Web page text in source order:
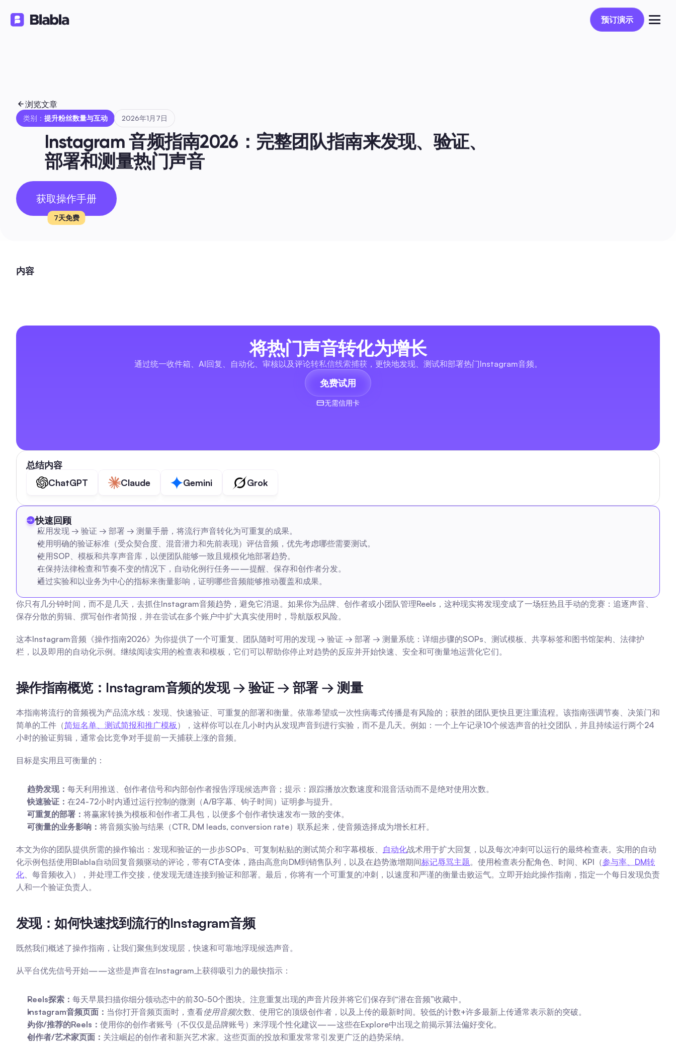
预订演示
预订演示
浏览文章
类别： 提升粉丝数量与互动 2026年1月7日
Instagram 音频指南2026：完整团队指南来发现、验证、
部署和测量热门声音
获取操作手册
7天免费
内容
总结内容
ChatGPT
Claude Gemini Grok
快速回顾
应用发现 → 验证 → 部署 → 测量手册，将流行声音转化为可重复的成果。
使用明确的验证标准（受众契合度、混音潜力和先前表现）评估音频，优先考虑哪些需要测试。
使用SOP、模板和共享声音库，以便团队能够一致且规模化地部署趋势。
在保持法律检查和节奏不变的情况下，自动化例行任务——提醒、保存和创作者分发。
通过实验和以业务为中心的指标来衡量影响，证明哪些音频能够推动覆盖和成果。
你只有几分钟时间，而不是几天，去抓住Instagram音频趋势，避免它消退。如果你为品牌、创作者或小团队管理Reels，这种现实将发现变成了一场狂热且手动的竞赛：追逐声音、
保存分散的剪辑、撰写创作者简报，并在尝试在多个账户中扩大真实使用时，导航版权风险。
这本Instagram音频《操作指南2026》为你提供了一个可重复、团队随时可用的发现 → 验证 → 部署 → 测量系统：详细步骤的SOPs、测试模板、共享标签和图书馆架构、法律护
栏，以及即用的自动化示例。继续阅读实用的检查表和模板，它们可以帮助你停止对趋势的反应并开始快速、安全和可衡量地运营化它们。
操作指南概览：Instagram音频的发现 → 验证 → 部署 → 测量
本指南将流行的音频视为产品流水线：发现、快速验证、可重复的部署和衡量。依靠希望或一次性病毒式传播是有风险的；获胜的团队更快且更注重流程。该指南强调节奏、决策门和
简单的工件（简短名单、测试简报和推广模板 ），这样你可以在几小时内从发现声音到进行实验，而不是几天。例如：一个上午记录10个候选声音的社交团队，并且持续运行两个24
小时的验证剪辑，通常会比竞争对手提前一天捕获上涨的音频。
目标是实用且可衡量的：
趋势发现： 每天利用推送、创作者信号和内部创作者报告浮现候选声音；提示：跟踪播放次数速度和混音活动而不是绝对使用次数。
快速验证： 在24-72小时内通过运行控制的微测（A/B字幕、钩子时间）证明参与提升。
可重复的部署： 将赢家转换为模板和创作者工具包，以便多个创作者快速发布一致的变体。
可衡量的业务影响： 将音频实验与结果（CTR, DM leads, conversion rate）联系起来，使音频选择成为增长杠杆。
本文为你的团队提供所需的操作输出：发现和验证的一步步SOPs、可复制粘贴的测试简介和字幕模板、 自动化战术用于扩大回复，以及每次冲刺可以运行的最终检查表。实用的自动
化示例包括使用Blabla自动回复音频驱动的评论，带有CTA变体，路由高意向DM到销售队列，以及在趋势激增期间标记辱骂主题。使用检查表分配角色、时间、KPI（参与率、DM转
化、每音频收入），并处理工作交接，使发现无缝连接到验证和部署。最后，你将有一个可重复的冲刺，以速度和严谨的衡量击败运气。立即开始此操作指南，指定一个每日发现负责
人和一个验证负责人。
发现：如何快速找到流行的Instagram音频
既然我们概述了操作指南，让我们聚焦到发现层，快速和可靠地浮现候选声音。
从平台优先信号开始——这些是声音在Instagram上获得吸引力的最快指示：
Reels探索： 每天早晨扫描你细分领动态中的前30-50个图块。注意重复出现的声音片段并将它们保存到“潜在音频”收藏中。
Instagram音频页面： 当你打开音频页面时，查看使用音频次数、使用它的顶级创作者，以及上传的最新时间。较低的计数+许多最新上传通常表示新的突破。
为你/推荐的Reels： 使用你的创作者账号（不仅仅是品牌账号）来浮现个性化建议——这些在Explore中出现之前揭示算法偏好变化。
创作者/艺术家页面： 关注崛起的创作者和新兴艺术家。这些页面的投放和重发常常引发更广泛的趋势采纳。
将热门声音转化为增长
通过统一收件箱、AI回复、自动化、审核以及评论转私信线索捕获，更快地发现、测试和部署热门Instagram音频。
免费试用
无需信用卡